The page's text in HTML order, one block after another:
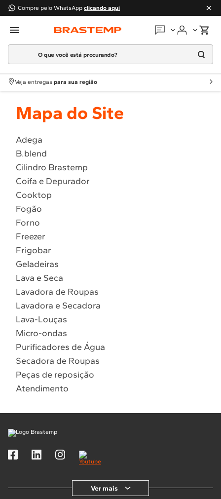
Compre pelo WhatsApp clicando aqui
Em que podemos
Atendimento Brastemp
Localizar assistência técnica
O que você está procurando?
Termos mais buscados
1º Geladeira
2
Fogao
4 º Lava Louça
5 º Cooktop
6º Microondas Brastemp
7º Forno
8º Embutir
9º Combos
Veja entregas para sua região
Mapa do Site
Adega
B.blend
Cilindro Brastemp
Coifa e Depurador
Cooktop
Fogão
Forno
Freezer
Frigobar
Geladeiras
Lava e Seca
Lavadora de Roupas
Lavadora e Secadora
Lava-Louças
Micro-ondas
Purificadores de Água
Secadora de Roupas
Peças de reposição
Atendimento
Ver mais